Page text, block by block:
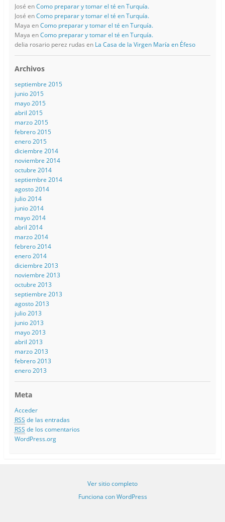
José enComo preparar y tomar el té en Turquía.
José enComo preparar y tomar el té en Turquía.
Maya enComo preparar y tomar el té en Turquía.
Maya enComo preparar y tomar el té en Turquía.
delia rosario perez rudas en La Casa de la Virgen María en Éfeso
Archivos
septiembre 2015
junio 2015
mayo 2015
abril 2015
marzo 2015
febrero 2015
enero 2015
diciembre 2014
noviembre 2014
octubre 2014
septiembre 2014
agosto 2014
julio 2014
junio 2014
mayo 2014
abril 2014
marzo 2014
febrero 2014
enero 2014
diciembre 2013
noviembre 2013
octubre 2013
septiembre 2013
agosto 2013
julio 2013
junio 2013
mayo 2013
abril 2013
marzo 2013
febrero 2013
enero 2013
Meta
Acceder
RSS de las entradas
RSS de los comentarios
WordPress.org
Ver sitio completo
Funciona con WordPress